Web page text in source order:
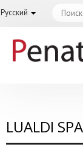
Русский
LUALDI SPA